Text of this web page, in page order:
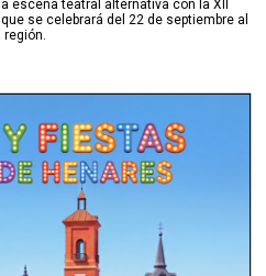
escena teatral alternativa con la XII
se celebrará del 22 de septiembre al
región.